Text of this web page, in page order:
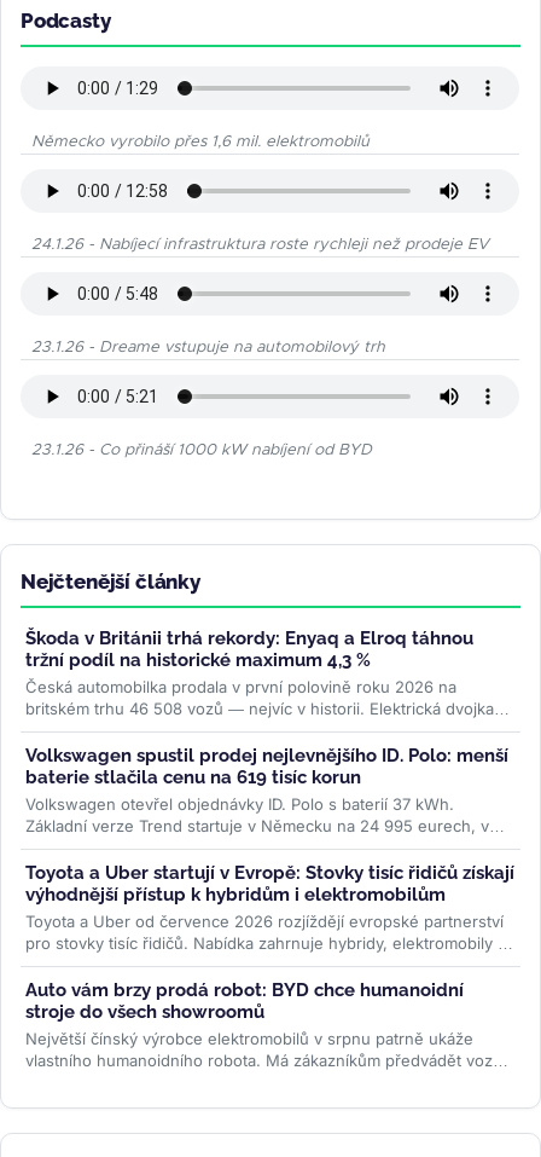
Podcasty
Německo vyrobilo přes 1,6 mil. elektromobilů
24.1.26 - Nabíjecí infrastruktura roste rychleji než prodeje EV
23.1.26 - Dreame vstupuje na automobilový trh
23.1.26 - Co přináší 1000 kW nabíjení od BYD
Nejčtenější články
Škoda v Británii trhá rekordy: Enyaq a Elroq táhnou
tržní podíl na historické maximum 4,3 %
Česká automobilka prodala v první polovině roku 2026 na
britském trhu 46 508 vozů — nejvíc v historii. Elektrická dvojka
Enyaq a Elroq...>>
Volkswagen spustil prodej nejlevnějšího ID. Polo: menší
baterie stlačila cenu na 619 tisíc korun
Volkswagen otevřel objednávky ID. Polo s baterií 37 kWh.
Základní verze Trend startuje v Německu na 24 995 eurech, v
Česku na 619 000 Kč....>>
Toyota a Uber startují v Evropě: Stovky tisíc řidičů získají
výhodnější přístup k hybridům i elektromobilům
Toyota a Uber od července 2026 rozjíždějí evropské partnerství
pro stovky tisíc řidičů. Nabídka zahrnuje hybridy, elektromobily i
ojetiny...>>
Auto vám brzy prodá robot: BYD chce humanoidní
stroje do všech showroomů
Největší čínský výrobce elektromobilů v srpnu patrně ukáže
vlastního humanoidního robota. Má zákazníkům předvádět vozy,